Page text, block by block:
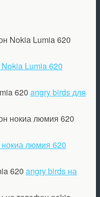
Lumia 620
angry birds для
нокиа люмия 620
angry birds на